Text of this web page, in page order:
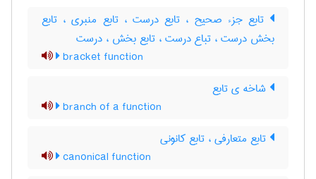
تابع جزء صحیح ، تابع درست ، تابع منبری ، تابع
بخش درست ، تباع درست ، تابع بخش ، درست
bracket function
شاخه ی تابع
branch of a function
تابع متعارفی ، تابع کانونی
canonical function